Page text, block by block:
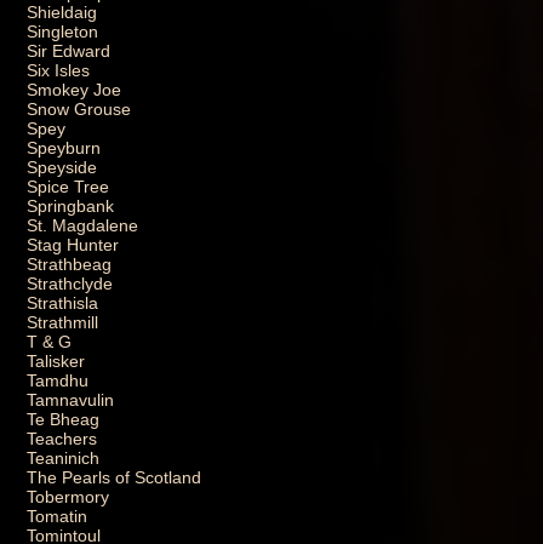
Shieldaig
Singleton
Sir Edward
Six Isles
Smokey Joe
Snow Grouse
Spey
Speyburn
Speyside
Spice Tree
Springbank
St. Magdalene
Stag Hunter
Strathbeag
Strathclyde
Strathisla
Strathmill
T & G
Talisker
Tamdhu
Tamnavulin
Te Bheag
Teachers
Teaninich
The Pearls of Scotland
Tobermory
Tomatin
Tomintoul